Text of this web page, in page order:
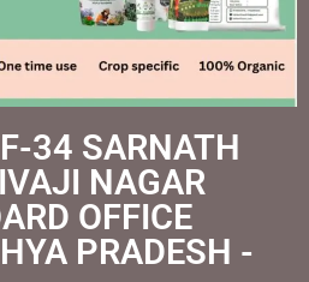
34 SARNATH
NAGAR
OFFICE
PRADESH -